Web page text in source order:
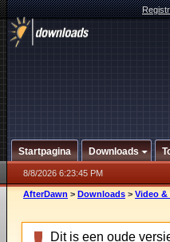
Startpagina Downloads
8/8/2026 6:23:45 PM
AfterDawn > Downloads > Video
Dit is een oude